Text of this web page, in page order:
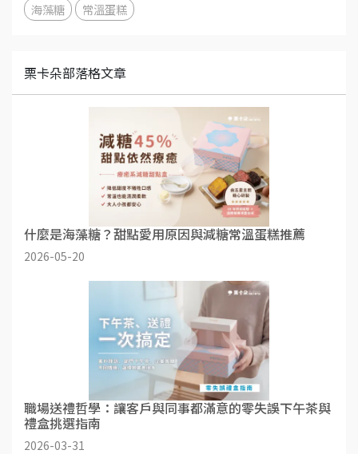
海藻糖
常溫蛋糕
栗卡朵部落格文章
什麼是海藻糖？甜點愛用原因與減糖常溫蛋糕推薦
2026-05-20
職場送禮哲學：讓客戶與同事都滿意的零失誤下午茶與
禮盒挑選指南
2026-03-31